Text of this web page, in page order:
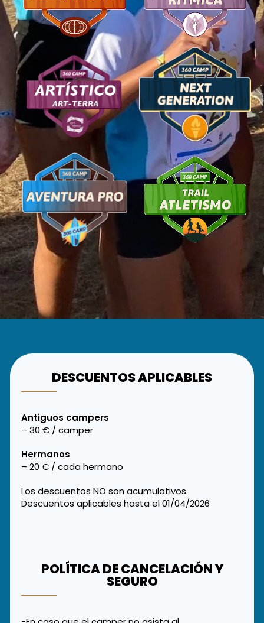
DESCUENTOS APLICABLES
Antiguos campers
– 30 € / camper
Hermanos
– 20 € / cada hermano
Los descuentos NO son acumulativos.
Descuentos aplicables hasta el 01/04/2026
POLÍTICA DE CANCELACIÓN Y
SEGURO